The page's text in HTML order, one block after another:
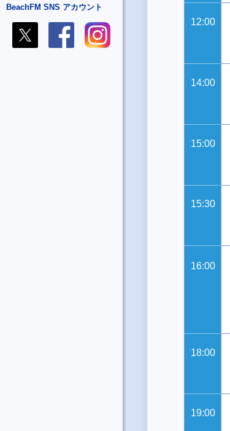
BeachFM SNS アカウント
12:00
14:00
15:00
15:30
16:00
18:00
19:00